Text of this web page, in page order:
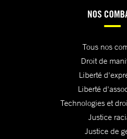
NOS
Tous nos
Droit de
Liberté
Liberté
Technologies et
Justice
Justice de